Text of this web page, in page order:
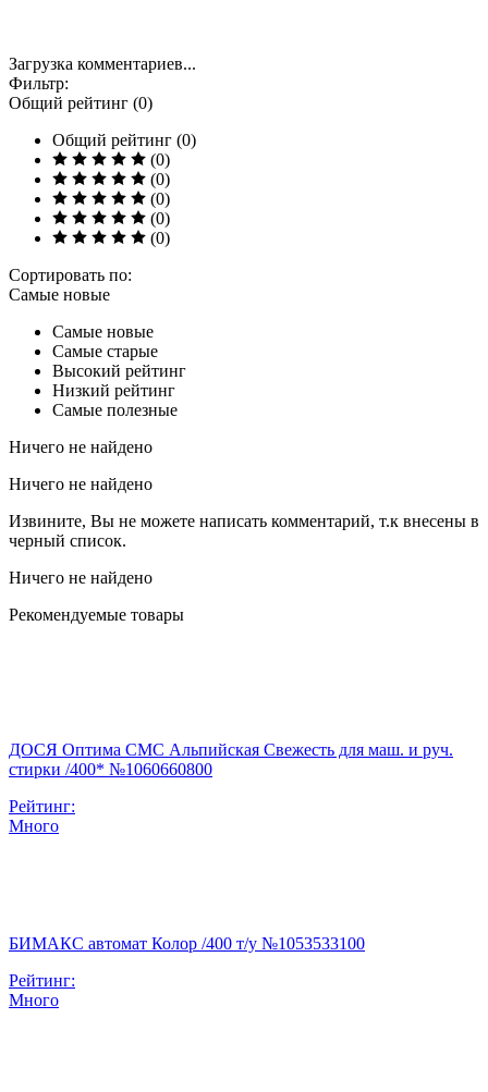
Загрузка комментариев...
Фильтр:
Общий рейтинг (0)
Общий рейтинг (0)
(0)
(0)
(0)
(0)
(0)
Сортировать по:
Самые новые
Самые новые
Самые старые
Высокий рейтинг
Низкий рейтинг
Самые полезные
Ничего не найдено
Ничего не найдено
Извините, Вы не можете написать комментарий, т.к внесены в
черный список.
Ничего не найдено
Рекомендуемые товары
ДОСЯ Оптима СМС Альпийская Свежесть для маш. и руч.
стирки /400* №1060660800
Рейтинг:
Много
БИМАКС автомат Колор /400 т/у №1053533100
Рейтинг:
Много